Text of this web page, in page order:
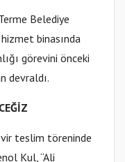
Belediye
binasında
görevini önceki
devraldı.
teslim töreninde
Kul, “Ali